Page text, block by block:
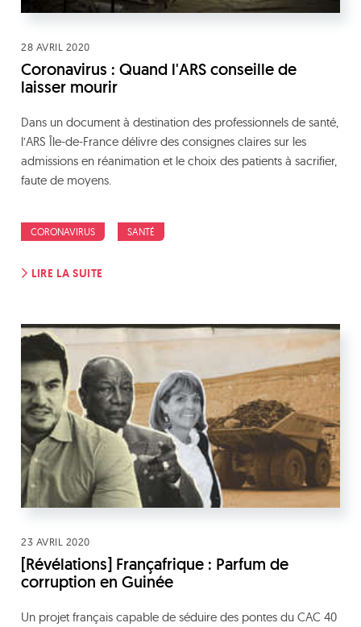
28 AVRIL 2020
Coronavirus : Quand l'ARS conseille de
laisser mourir
Dans un document à destination des professionnels de santé,
l’ARS Île-de-France délivre des consignes claires sur les
admissions en réanimation et le choix des patients à sacrifier,
faute de moyens.
CORONAVIRUS SANTÉ
LIRE LA SUITE
23 AVRIL 2020
[Révélations] Françafrique : Parfum de
corruption en Guinée
Un projet français capable de séduire des pontes du CAC 40